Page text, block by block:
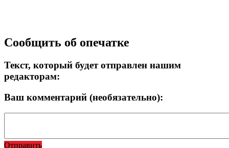
Прокрутка
вверх
Сообщить об опечатке
Текст, который будет отправлен нашим
редакторам:
Ваш комментарий (необязательно):
Отправить